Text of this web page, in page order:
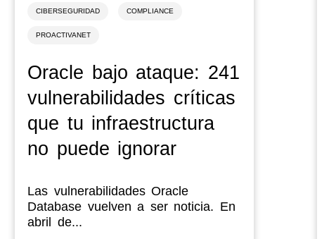
CIBERSEGURIDAD COMPLIANCE
PROACTIVANET
Oracle bajo ataque: 241
vulnerabilidades críticas
que tu infraestructura
no puede ignorar
Las vulnerabilidades Oracle
Database vuelven a ser noticia. En
abril de...